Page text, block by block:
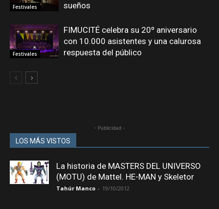
Festivales
sueños
Festivales
FIMUCITÉ celebra su 20º aniversario
con 10.000 asistentes y una calurosa
respuesta del público
- Publicidad -
LOS MÁS VISTOS
La historia de MASTERS DEL UNIVERSO
(MOTU) de Mattel. HE-MAN y Skeletor
Tahúr Manco - 19/10/2012